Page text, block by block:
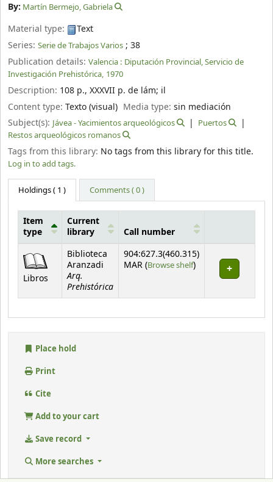
By: Martín Bermejo, Gabriela
Material type:
Text
Series: Serie de Trabajos Varios ; 38
Publication details: Valencia : Diputación Provincial, Servicio de
Investigación Prehistórica, 1970
Description: 108 p., XXXVII p. de lám; il
Content type: Texto (visual) Media type:sin mediación
Subject(s): Jávea - Yacimientos arqueológicos
Puertos
Restos arqueológicos romanos
Tags from this library: No tags from this library for this title.
Log in to add tags.
Holdings( 1 ) Comments ( 0 )
Holdings
Item
type
Current
library
Call number
Libros
Biblioteca
Aranzadi
Arq.
Prehistórica
904:627.3(460.315)
MAR (Browse shelf(Opens below)
)
Place hold
Print
Cite
Add to your cart
Save record
More searches